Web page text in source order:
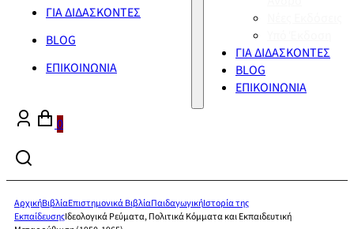
ΓΙΑ ΔΙΔΑΣΚΟΝΤΕΣ
BLOG
ΕΠΙΚΟΙΝΩΝΙΑ
ΓΙΑ ΔΙΔΑΣΚΟΝΤΕΣ
BLOG
ΕΠΙΚΟΙΝΩΝΙΑ
0
ΑρχικήΒιβλίαΕπιστημονικά ΒιβλίαΠαιδαγωγικήΙστορία της
ΕκπαίδευσηςΙδεολογικά Ρεύματα, Πολιτικά Κόμματα και Εκπαιδευτική